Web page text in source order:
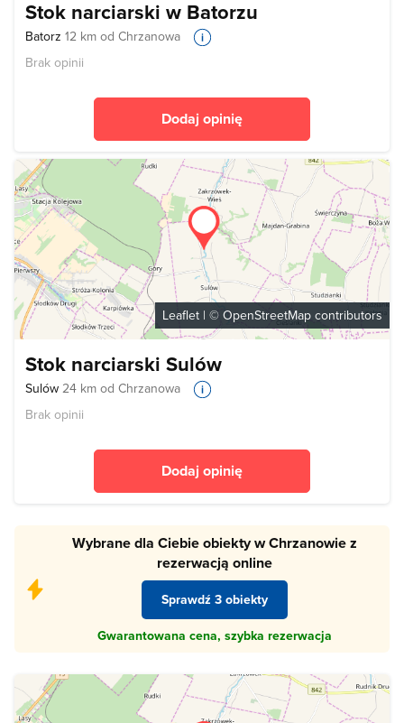
Stok narciarski w Batorzu
Batorz 12 km od Chrzanowa
Brak opinii
Dodaj opinię
Leaflet | © OpenStreetMap contributors
Stok narciarski Sulów
Sulów 24 km od Chrzanowa
Brak opinii
Dodaj opinię
Wybrane dla Ciebie obiekty w Chrzanowie z
rezerwacją online
Sprawdź 3 obiekty
Gwarantowana cena, szybka rezerwacja